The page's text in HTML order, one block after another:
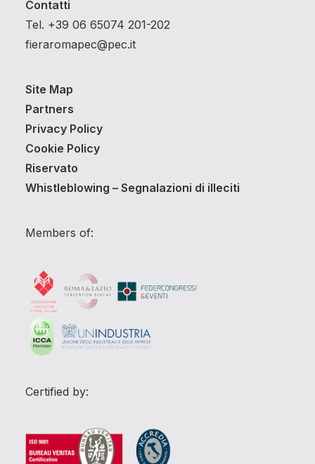
Contatti
Tel. +39 06 65074 201-202
fieraromapec@pec.it
Site Map
Partners
Privacy Policy
Cookie Policy
Riservato
Whistleblowing – Segnalazioni di illeciti
Members of:
Certified by: